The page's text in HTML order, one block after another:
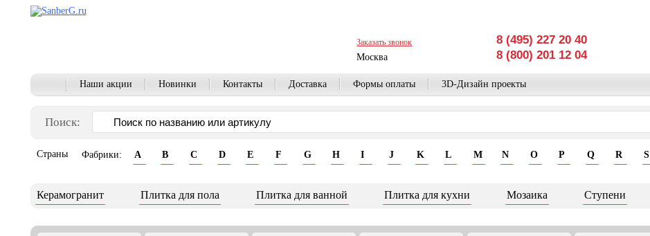
Заказать звонок
Москва
8 (495) 227 20 40
8 (800) 201 12 04
Наши акции Новинки Контакты Доставка Формы оплаты 3D-Дизайн проекты
Поиск:
Страны Фабрики: A B C D E F G H I J K L M N O P Q R S
Керамогранит Плитка для пола Плитка для ванной Плитка для кухни Мозаика Ступени